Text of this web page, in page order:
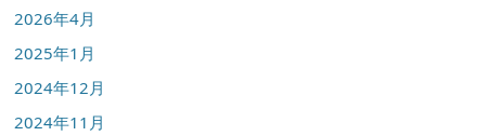
2026年4月
2025年1月
2024年12月
2024年11月